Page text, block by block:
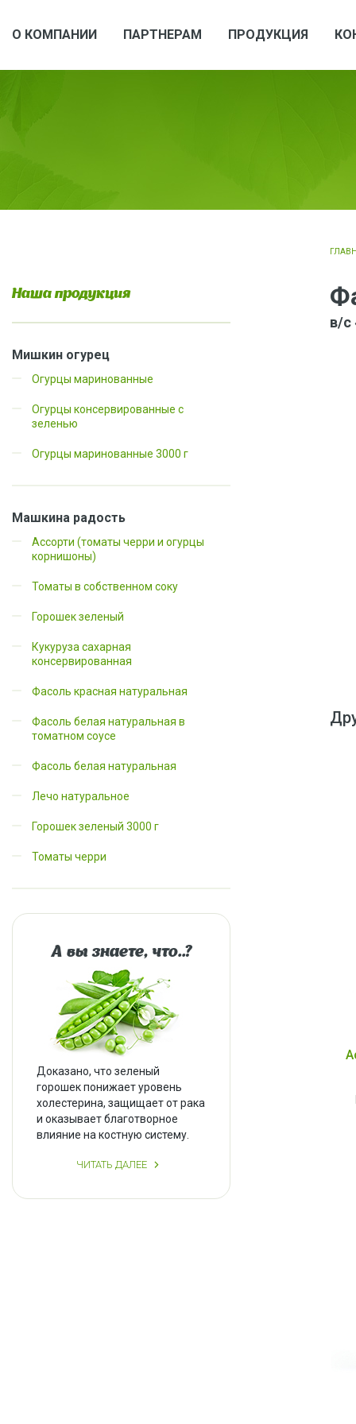
О КОМПАНИИ ПАРТНЕРАМ ПРОДУКЦИЯ
Наша продукция
Мишкин огурец
Огурцы маринованные
Огурцы консервированные с
зеленью
Огурцы маринованные 3000 г
Машкина радость
Ассорти (томаты черри и огурцы
корнишоны)
Томаты в собственном соку
Горошек зеленый
Кукуруза сахарная
консервированная
Фасоль красная натуральная
Фасоль белая натуральная в
томатном соусе
Фасоль белая натуральная
Лечо натуральное
Горошек зеленый 3000 г
Томаты черри
А вы знаете, что..?
Доказано, что зеленый
горошек понижает уровень
холестерина, защищает от рака
и оказывает благотворное
влияние на костную систему.
ЧИТАТЬ ДАЛЕЕ
в/с